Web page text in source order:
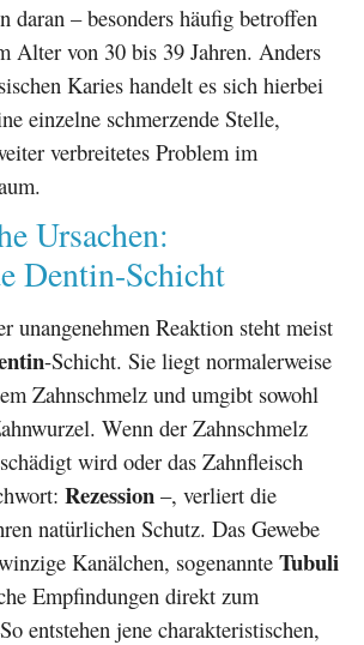
daran – besonders häufig betroffen
Alter von 30 bis 39 Jahren. Anders
Karies handelt es sich hierbei
einzelne schmerzende Stelle,
verbreitetes Problem im
Ursachen:
Dentin-Schicht
unangenehmen Reaktion steht meist
-Schicht. Sie liegt normalerweise
Zahnschmelz und umgibt sowohl
Wenn der Zahnschmelz
wird oder das Zahnfleisch
Rezession –, verliert die
natürlichen Schutz. Das Gewebe
Kanälchen, sogenannte Tubuli
Empfindungen direkt zum
entstehen jene charakteristischen,